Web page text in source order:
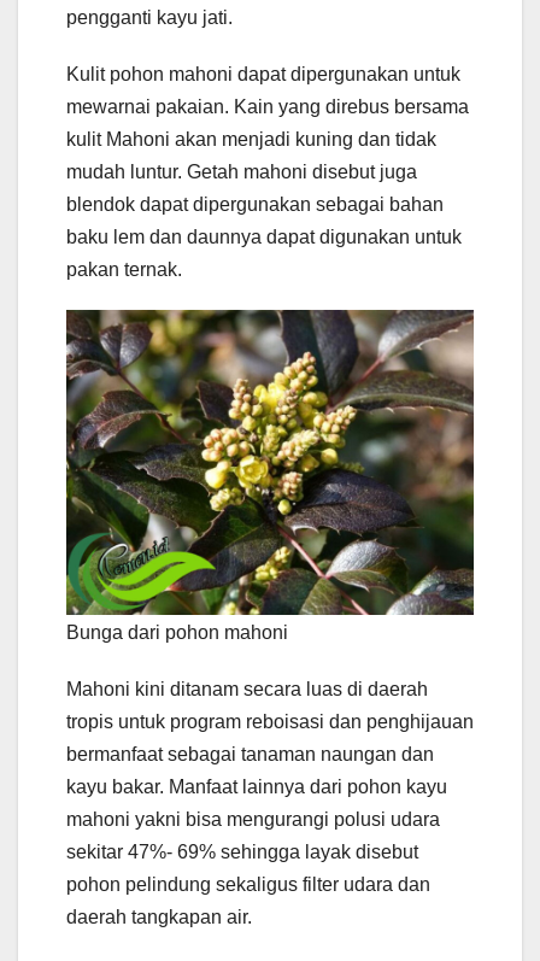
pengganti kayu jati.
Kulit pohon mahoni dapat dipergunakan untuk
mewarnai pakaian. Kain yang direbus bersama
kulit Mahoni akan menjadi kuning dan tidak
mudah luntur. Getah mahoni disebut juga
blendok dapat dipergunakan sebagai bahan
baku lem dan daunnya dapat digunakan untuk
pakan ternak.
Bunga dari pohon mahoni
Mahoni kini ditanam secara luas di daerah
tropis untuk program reboisasi dan penghijauan
bermanfaat sebagai tanaman naungan dan
kayu bakar. Manfaat lainnya dari pohon kayu
mahoni yakni bisa mengurangi polusi udara
sekitar 47%- 69% sehingga layak disebut
pohon pelindung sekaligus filter udara dan
daerah tangkapan air.